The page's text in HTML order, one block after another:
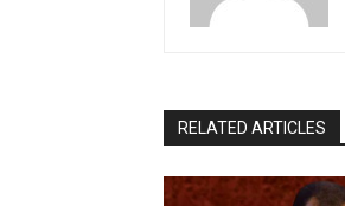
RELATED ARTICLES